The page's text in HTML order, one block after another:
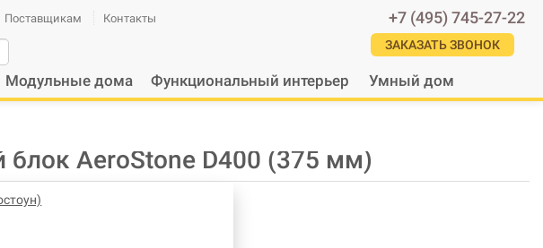
+7 (495) 745-27-22
ЗАКАЗАТЬ ЗВОНОК
Поставщикам Контакты
Модульные дома Функциональный интерьер Умный дом
блок AeroStone D400 (375 мм)